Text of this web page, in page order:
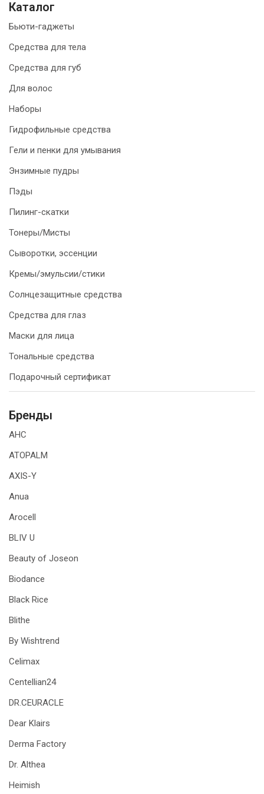
Каталог
Бьюти-гаджеты
Средства для тела
Средства для губ
Для волос
Наборы
Гидрофильные средства
Гели и пенки для умывания
Энзимные пудры
Пэды
Пилинг-скатки
Тонеры/Мисты
Сыворотки, эссенции
Кремы/эмульсии/стики
Солнцезащитные средства
Средства для глаз
Маски для лица
Тональные средства
Подарочный сертификат
Бренды
AHC
ATOPALM
AXIS-Y
Anua
Arocell
BLIV U
Beauty of Joseon
Biodance
Black Rice
Blithe
By Wishtrend
Celimax
Centellian24
DR.CEURACLE
Dear Klairs
Derma Factory
Dr. Althea
Heimish